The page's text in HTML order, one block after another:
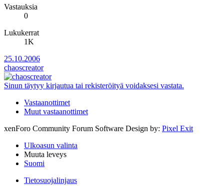
Vastauksia
0
Lukukerrat
1K
25.10.2006
chaoscreator
Sinun täytyy kirjautua tai rekisteröityä voidaksesi vastata.
Vastaanottimet
Muut vastaanottimet
xenForo Community Forum Software Design by: Pixel Exit
Ulkoasun valinta
Muuta leveys
Suomi
Tietosuojalinjaus